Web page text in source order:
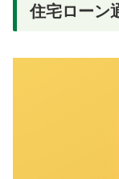
住宅ローン